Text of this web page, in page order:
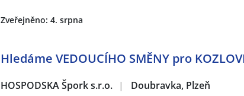
Zveřejněno: 4. srpna
Hledáme VEDOUCÍHO SMĚNY pro
HOSPODSKA Špork s.r.o. | Doubravka, Plzeň